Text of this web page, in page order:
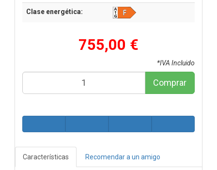
Clase energética:
755,00 €
*IVA Incluido
Comprar
Características Recomendar a un amigo